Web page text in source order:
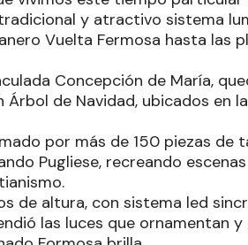
y atractivo sistema
Vuelta Fermosa hasta las
Concepción de María,
de Navidad, ubicados en
por más de 150 piezas de
Pugliese, recreando
de altura, con sistema led
las luces que ornamentan y